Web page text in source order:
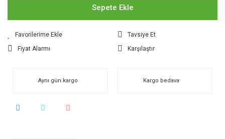
Sepete Ekle
Tavsiye Et
Fiyat Alarmı
Karşılaştır
Aynı gün kargo Kargo bedava